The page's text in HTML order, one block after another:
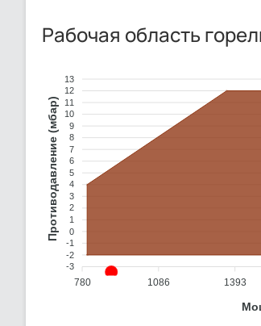
Рабочая область
13
12
11
10
9
8
7
6
5
4
3
2
1
0
-1
-2
-3
Противодавление (мбар)
780 1086 1393